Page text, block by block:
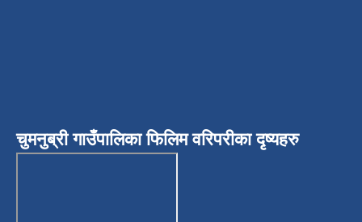
चुमनुब्री गाउँपालिका फिलिम वरिपरीका दृष्यहरु